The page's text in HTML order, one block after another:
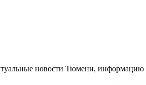
новости Тюмени,